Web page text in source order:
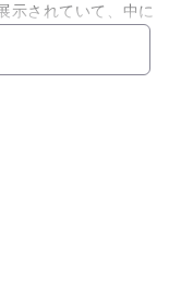
示されていて、中に